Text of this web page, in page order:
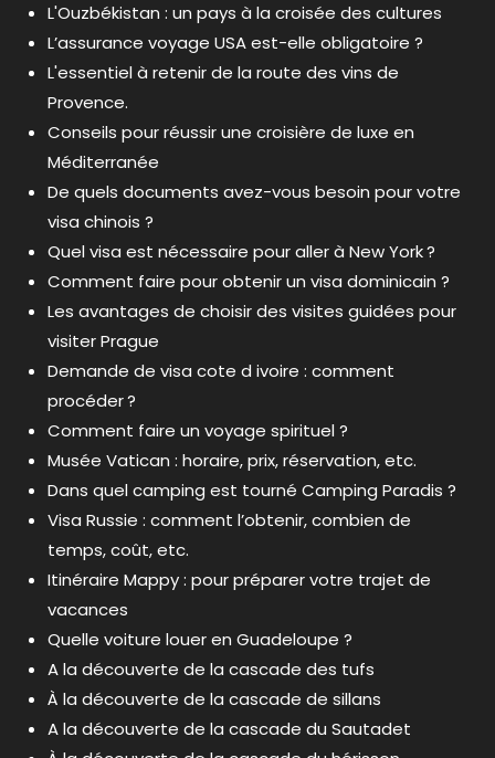
L'Ouzbékistan : un pays à la croisée des cultures
L’assurance voyage USA est-elle obligatoire ?
L'essentiel à retenir de la route des vins de
Provence.
Conseils pour réussir une croisière de luxe en
Méditerranée
De quels documents avez-vous besoin pour votre
visa chinois ?
Quel visa est nécessaire pour aller à New York ?
Comment faire pour obtenir un visa dominicain ?
Les avantages de choisir des visites guidées pour
visiter Prague
Demande de visa cote d ivoire : comment
procéder ?
Comment faire un voyage spirituel ?
Musée Vatican : horaire, prix, réservation, etc.
Dans quel camping est tourné Camping Paradis ?
Visa Russie : comment l’obtenir, combien de
temps, coût, etc.
Itinéraire Mappy : pour préparer votre trajet de
vacances
Quelle voiture louer en Guadeloupe ?
A la découverte de la cascade des tufs
À la découverte de la cascade de sillans
A la découverte de la cascade du Sautadet